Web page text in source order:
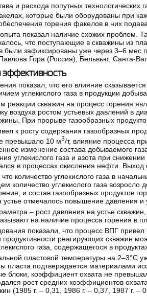
и расхода попутных
которые были оборудованы при
горения факелов в них
опыта показал наличие схожих
что поступающие в скважины из
были зафиксированы уже через 3–6
Гора (Россия), Бельвью, Санта-
эффективность
показал, что его влияние
углекислого газа в продукции
реакции скважин на процесс горения
воздуха ростом устьевых давлений в
При прорыве газообразных
к росту содержания газообразных
превышало 10 м3/т, влияние процесса
изменение состава добываемого
углекислого газа и азота при
в процессах окисления нефти. Выход
количество углекислого газа в
количество углекислого газа возросло
и состав газообразных продуктов
устье отмечалось повышение давления и
– рост давления на устье
на наличие процесса горения в
показали, что процесс ВПГ
реагирующих скважин
газа, содержащегося в
пластовой температуры на 2–3°С
подтверждается материалами
блоки, коэффициент охвата не
рост средних коэффициентов
(1985 г. – 0,31, 1986 г. – 0,37, 1987 г. –